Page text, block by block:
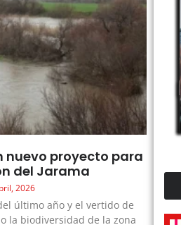
nuevo proyecto para
del Jarama
2026
último año y el vertido de
la biodiversidad de la zona